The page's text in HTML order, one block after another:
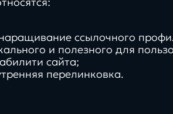
ссылочного
и полезного для
сайта;
перелинковка.